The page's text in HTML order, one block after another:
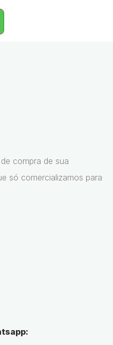
compra de sua
só comercializamos para